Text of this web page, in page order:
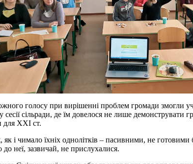
голосу при вирішенні проблем громади змогли
сільради, де їм довелося не лише демонструвати
для XXI ст.
і чимало їхніх однолітків – пасивними, не готовими
до неї, зазвичай, не прислухалися.